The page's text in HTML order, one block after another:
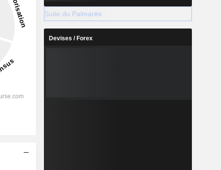
Suite du Palmarès
Devises / Forex